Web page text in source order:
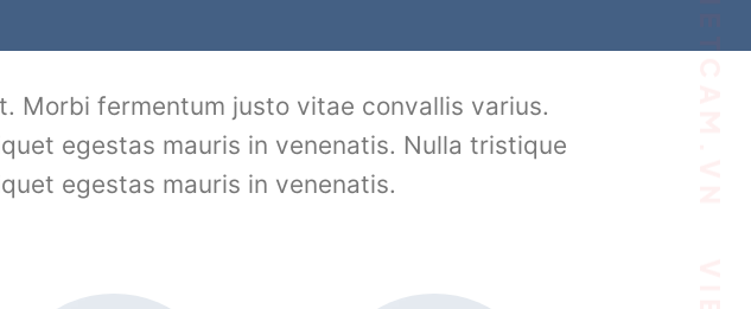
Morbi fermentum justo vitae convallis varius.
egestas mauris in venenatis. Nulla tristique
egestas mauris in venenatis.